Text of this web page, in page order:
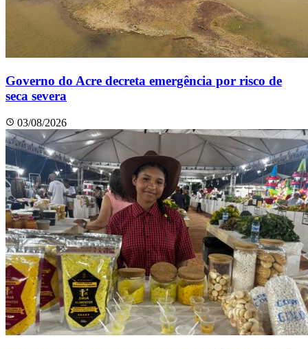
Governo do Acre decreta emergência por risco de
seca severa
03/08/2026